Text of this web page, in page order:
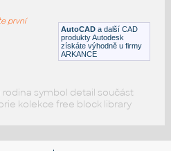
AutoCAD a další CAD
produkty Autodesk
získáte výhodně u firmy
ARKANCE
první
symbol detail součást
kolekce free block library